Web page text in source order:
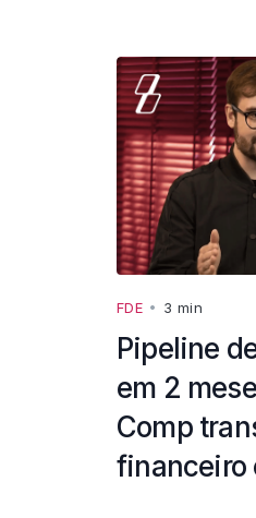
FDE • 3 min
Pipeline
em 2
Comp
financeiro